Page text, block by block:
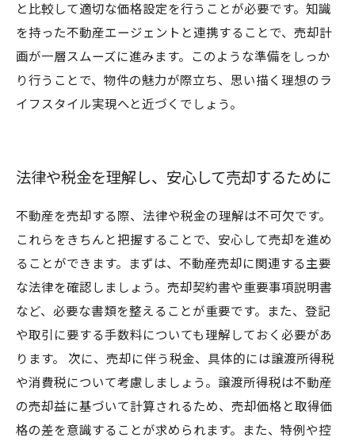
と比較して適切な価格設定を行うことが必要です。知識
を持った不動産エージェントと連携することで、売却計
画が一層スムーズに進みます。このような準備をしっか
り行うことで、物件の魅力が際立ち、思い描く理想のラ
イフスタイル実現へと近づくでしょう。
法律や税金を理解し、安心して売却するために
不動産を売却する際、法律や税金の理解は不可欠です。
これらをきちんと把握することで、安心して売却を進め
ることができます。まずは、不動産売却に関連する主要
な法律を確認しましょう。売却契約書や重要事項説明書
など、必要な書類を整えることが重要です。また、登記
や取引に要する手数料についても理解しておく必要があ
ります。 次に、売却に伴う税金、具体的には譲渡所得税
や消費税について考慮しましょう。譲渡所得税は不動産
の売却益に基づいて計算されるため、売却価格と取得価
格の差を意識することが求められます。また、特例や控